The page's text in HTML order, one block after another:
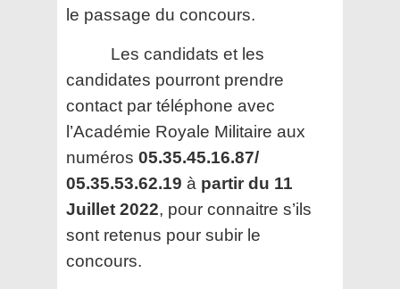
le passage du concours.
Les candidats et les
candidates pourront prendre
contact par téléphone avec
l’Académie Royale Militaire aux
numéros 05.35.45.16.87/
05.35.53.62.19 à partir du 11
Juillet 2022, pour connaitre s’ils
sont retenus pour subir le
concours.